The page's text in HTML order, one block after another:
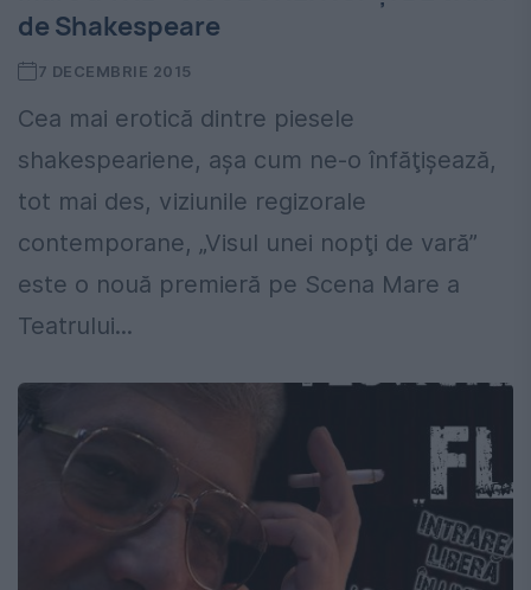
de Shakespeare
7 DECEMBRIE 2015
Cea mai erotică dintre piesele
shakespeariene, aşa cum ne-o înfăţişează,
tot mai des, viziunile regizorale
contemporane, „Visul unei nopţi de vară”
este o nouă premieră pe Scena Mare a
Teatrului...